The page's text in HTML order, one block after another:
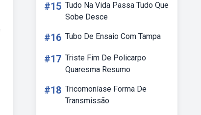
#15 Tudo Na Vida Passa Tudo Que
Sobe Desce
#16 Tubo De Ensaio Com Tampa
#17 Triste Fim De Policarpo
Quaresma Resumo
#18 Tricomoníase Forma De
Transmissão